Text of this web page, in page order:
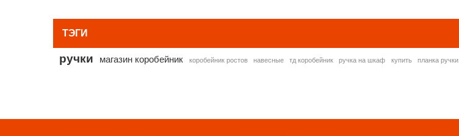
ТЭГИ
ручки магазин коробейник коробейник ростов навесные тд коробейник ручка на шкаф купить планка ручки